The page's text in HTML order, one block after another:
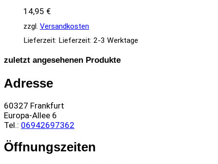
14,95 €
zzgl. Versandkosten
Lieferzeit: Lieferzeit: 2-3 Werktage
zuletzt angesehenen Produkte
Adresse
60327 Frankfurt
Europa-Allee 6
Tel.: 06942697362
Öffnungszeiten